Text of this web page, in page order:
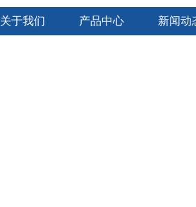
关于我们 产品中心 新闻动